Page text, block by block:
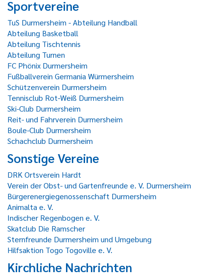
Sportvereine
TuS Durmersheim - Abteilung Handball
Abteilung Basketball
Abteilung Tischtennis
Abteilung Turnen
FC Phönix Durmersheim
Fußballverein Germania Würmersheim
Schützenverein Durmersheim
Tennisclub Rot-Weiß Durmersheim
Ski-Club Durmersheim
Reit- und Fahrverein Durmersheim
Boule-Club Durmersheim
Schachclub Durmersheim
Sonstige Vereine
DRK Ortsverein Hardt
Verein der Obst- und Gartenfreunde e. V. Durmersheim
Bürgerenergiegenossenschaft Durmersheim
Animalta e. V.
Indischer Regenbogen e. V.
Skatclub Die Ramscher
Sternfreunde Durmersheim und Umgebung
Hilfsaktion Togo Togoville e. V.
Kirchliche Nachrichten